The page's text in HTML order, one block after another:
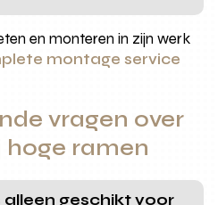
en monteren in zijn werk
montage service
vragen over
hoge ramen
geschikt voor